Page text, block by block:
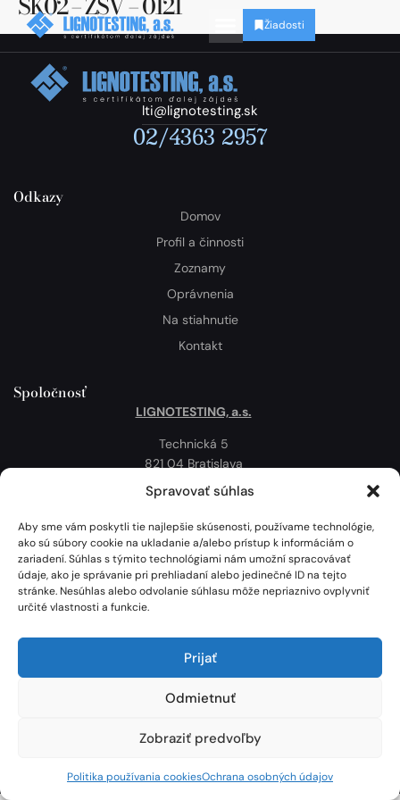
Spravovať súhlas
Aby sme vám poskytli tie najlepšie skúsenosti, používame technológie,
ako sú súbory cookie na ukladanie a/alebo prístup k informáciám o
zariadení. Súhlas s týmito technológiami nám umožní spracovávať
údaje, ako je správanie pri prehliadaní alebo jedinečné ID na tejto
stránke. Nesúhlas alebo odvolanie súhlasu môže nepriaznivo ovplyvniť
určité vlastnosti a funkcie.
Prijať
Odmietnuť
Zobraziť predvoľby
Politika používania cookiesOchrana osobných údajov
Žiadosti
lti@lignotesting.sk
02/4363 2957
Odkazy
Domov
Profil a činnosti
Zoznamy
Oprávnenia
Na stiahnutie
Kontakt
Spoločnosť
LIGNOTESTING, a.s.
Technická 5
821 04 Bratislava
Slovenská republika
Politika používania cookies
Mapa
Lignotesting, a. s. © 2024 | Všetky práva vyhradené. | Vytvoril: Marek Heinfarth.